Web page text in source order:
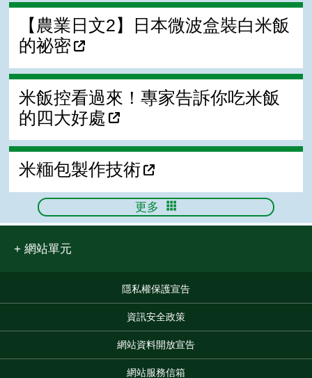
【農業日文2】日本微波盒裝白米飯
的祕密
米飯控看過來！專家告訴你吃米飯
的四大好處
米糆包製作技術
更多
網站單元
隱私權保護宣告
資訊安全政策
網站資料開放宣告
網站服務信箱